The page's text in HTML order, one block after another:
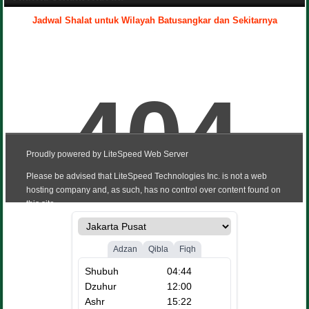
Jadwal Shalat untuk Wilayah Batusangkar dan Sekitarnya